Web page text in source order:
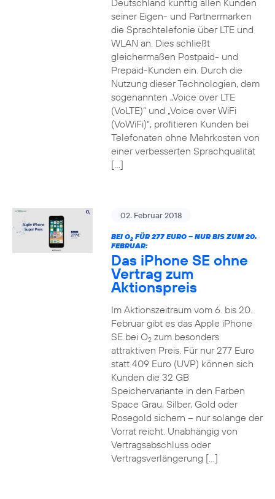
Deutschland künftig allen Kunden
seiner Eigen- und Partnermarken
die Sprachtelefonie über LTE und
WLAN an. Dies schließt
gleichermaßen Postpaid- und
Prepaid-Kunden ein. Durch die
Nutzung dieser Technologien, dem
sogenannten „Voice over LTE
(VoLTE)“ und „Voice over WiFi
(VoWiFi)“, profitieren Kunden bei
Telefonaten ohne Mehrkosten von
einer verbesserten Sprachqualität
[…]
02. Februar 2018
BEI O2FÜR 277 EURO – NUR BIS ZUM 20.
FEBRUAR:
Das iPhone SE ohne
Vertrag zum
Aktionspreis
Im Aktionszeitraum vom 6. bis 20.
Februar gibt es das Apple iPhone
SE bei O2zum besonders
attraktiven Preis. Für nur 277 Euro
statt 409 Euro (UVP) können sich
Kunden die 32 GB
Speichervariante in den Farben
Space Grau, Silber, Gold oder
Rosegold sichern – nur solange der
Vorrat reicht. Unabhängig von
Vertragsabschluss oder
Vertragsverlängerung […]